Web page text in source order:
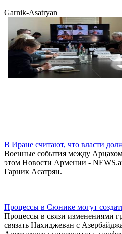
Garnik-Asatryan
В Иране считают, что власти
Военные события между
этом Новости Армении -
Гарник Асатрян.
Процессы в Сюнике могут
Процессы в связи изменениями
связать Нахиджеван с